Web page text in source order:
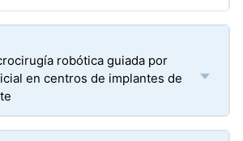
robótica guiada por
en centros de implantes de